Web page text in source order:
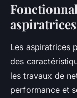
Les aspiratrices
des
les travaux de
performance et